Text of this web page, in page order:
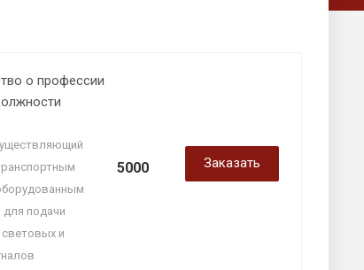
о профессии
подачи
и
5000 Заказать